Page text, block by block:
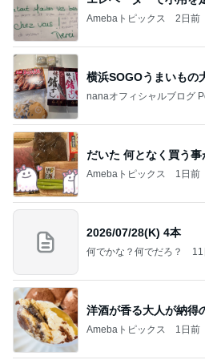
Amebaトピックス 2日前
横浜SOGOうまいもの
nanaオフィシャルブログ
だいた 何となく買う
Amebaトピックス 1日前
2026/07/28(K) 4本
何でかな？何でだろ？
洋酒が香る大人が納得
Amebaトピックス 1日前